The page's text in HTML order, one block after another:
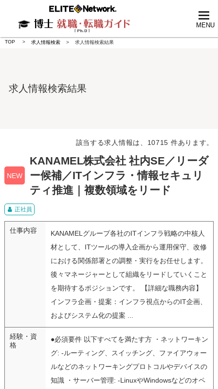
MENU
TOP 求人情報検索 求人情報検索結果
求人情報検索結果
該当する求人情報は、10715 件あります。
NEW
KANAMEL株式会社 社内SE／リーダ
ー候補／ITインフラ・情報セキュリ
ティ推進｜複数領域をリード
正社員
仕事内容
KANAMELグループ各社のITインフラ戦略の中核人
材として、ITツールの導入企画から運用保守、改修
における関係部署との調整・実行をお任せします。
後々マネージャーとして組織をリードしていくこと
を期待するポジションです。 【詳細な職務内容】
インフラ企画・提案：インフラ視点からのIT企画、
およびシステム化の提案 ...
経験・資
格
●必須要件 以下すべてを満たす方 ・ネットワーキン
グ: -ルーティング、スイッチング、ファイアウォー
ルなどのネットワーキングプロトコルやデバイスの
知識 ・サーバー管理: -LinuxやWindowsなどのオペ